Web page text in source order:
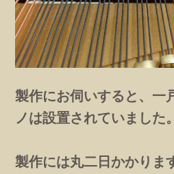
製作にお伺いすると、一
ノは設置されていました。
製作には丸二日かかりま